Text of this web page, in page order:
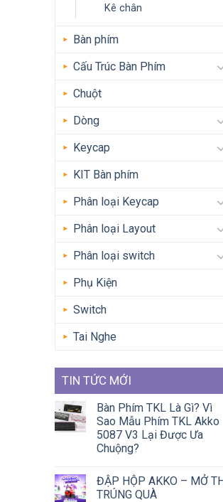
Kê chân
Bàn phím
Cấu Trúc Bàn Phím
Chuột
Dòng
Keycap
KIT Bàn phím
Phân loại Keycap
Phân loại Layout
Phân loại switch
Phụ Kiện
Switch
Tai Nghe
TIN TỨC MỚI
Bàn Phím TKL Là Gì? Vì
Sao Mẫu Phím TKL Akko
5087 V3 Lại Được Ưa
Chuộng?
ĐẬP HỘP AKKO – MỞ
TRÚNG QUÀ